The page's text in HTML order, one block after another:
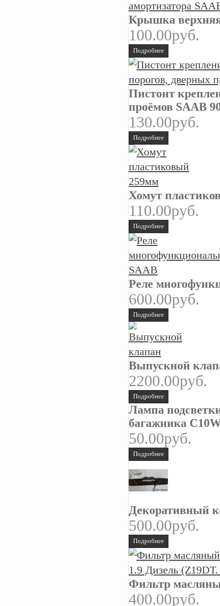
Крышка
100.00руб.
Подробнее
Пистонт
проёмов SAAB
130.00руб.
Подробнее
Хомут
110.00руб.
Подробнее
Реле
600.00руб.
Подробнее
Выпускной
2200.00руб.
Подробнее
Лампа
багажника
50.00руб.
Подробнее
Декоративный
500.00руб.
Подробнее
Фильтр
400.00руб.